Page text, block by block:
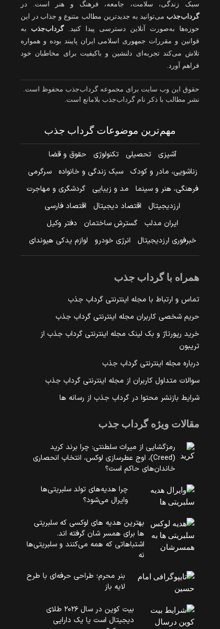
سبک زندگی، سلامت، جامعه، فرهنگ و هنر است. در
گرداب‌جذب می‌توانید به جدیدترین مطالب متنوع و جذاب در این
حوزه‌ها به‌صورت آنلاین دسترسی پیدا کنید.گرداب‌جذب به
قوانین و مقررات جمهوری اسلامی ایران پایبند بوده و همواره
تلاش می‌کند تجربه‌ای دلنشین و باکیفیت برای مخاطبان خود
فراهم آورد.
حقوق این وب سایت برای مجموعه گرداب‌جذب محفوظ است.
نشر مطالب با ذکر نام گرداب‌جذب بلامانع است.
مهم‌ترین موضوعات گرداب جذب
آشپزی تحصیلی تکنولوژی
حقوق و قضا
زناشویی، مادر و کودک
سبک زندگی و خانواده
سرگرمی
فرهنگی، هنر و سینما
مد و زیبایی
گردشگری و مهاجرت
ارزدیجیتال
اقتصاد دیجیتال
اقتصاد فارسی
ایران مدلب
گسترش ساختمان
دفتر وکیل
خبرفوری ارزدیجیتال
انرژی خودرو لوازم یدکی هیوندای
همراه با گرداب جذب
تماس و ارتباط با مجله اینترنتی گرداب جذب
حریم شخصی کاربران مجله اینترنتی گرداب جذب
خرید رپورتاژ و بک لینک مجله اینترنتی گرداب جذب از
تریبون
درباره مجله اینترنتی گرداب جذب
سوالات متداول کاربران از مجله اینترنتی گرداب جذب
شرایط بازنشر محتوا در گرداب جذب از رسانه ها
مقالات ویژه گرداب جذب
رمزگشایی از میراث سلطنتی: چرا برند کرید
(Creed)، اوج عطرسازی لوکس، انتخاب انحصاری
خاندان‌های حاکم است؟
چرا هدیه‌های تولد سلبریتی‌ها
وایرال می‌شود؟
بهترین هدیه های لوکسی که سلبریتی
ها برای همسر شان گرفته اند.
اشتباهاتی که همه می‌کنند و سلبریتی‌ها
نه
بنر محرم؛ طراحی حرفه‌ای با طرح
لایه باز
بیت کوین در سال ۲۰۲۶ طلای
دیجیتال است یا یک دارایی